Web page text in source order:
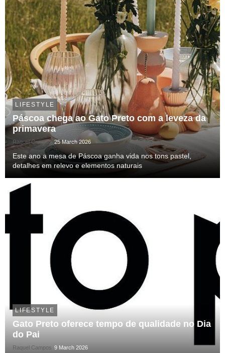
LIFESTYLE
Páscoa chega ao Gato Preto com a leveza da
primavera
Raquel Campos 25 March 2026
Este ano a mesa de Páscoa ganha vida nos tons pastel,
detalhes em relevo e elementos naturais
LIFESTYLE
Gato Preto oferece tempo de qualidade no Dia
do Pai
Raquel Campos 9 March 2026